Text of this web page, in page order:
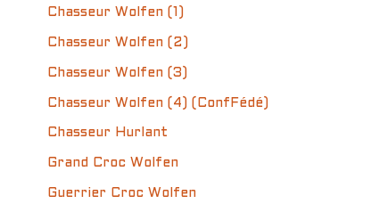
Chasseur Wolfen (1)
Chasseur Wolfen (2)
Chasseur Wolfen (3)
Chasseur Wolfen (4) (ConfFédé)
Chasseur Hurlant
Grand Croc Wolfen
Guerrier Croc Wolfen